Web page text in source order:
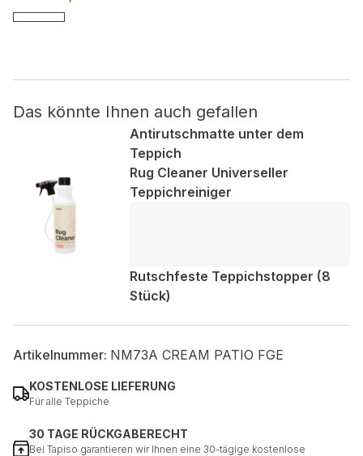
Das könnte Ihnen auch gefallen
Antirutschmatte unter dem
Teppich
Rug Cleaner Universeller
Teppichreiniger
Rutschfeste Teppichstopper (8
Stück)
Artikelnummer: NM73A CREAM PATIO FGE
KOSTENLOSE LIEFERUNG
Für alle Teppiche
30 TAGE RÜCKGABERECHT
Bei Tapiso garantieren wir Ihnen eine 30-tägige kostenlose
wurden.
Alle ablehnen
Meine Einstellungen speichern